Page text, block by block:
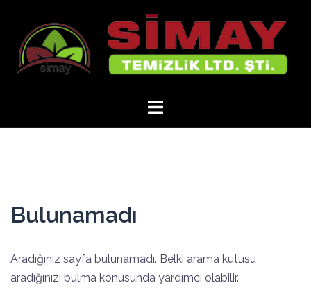
Bulunamadı
Aradığınız sayfa bulunamadı. Belki arama kutusu
aradığınızı bulma konusunda yardımcı olabilir.